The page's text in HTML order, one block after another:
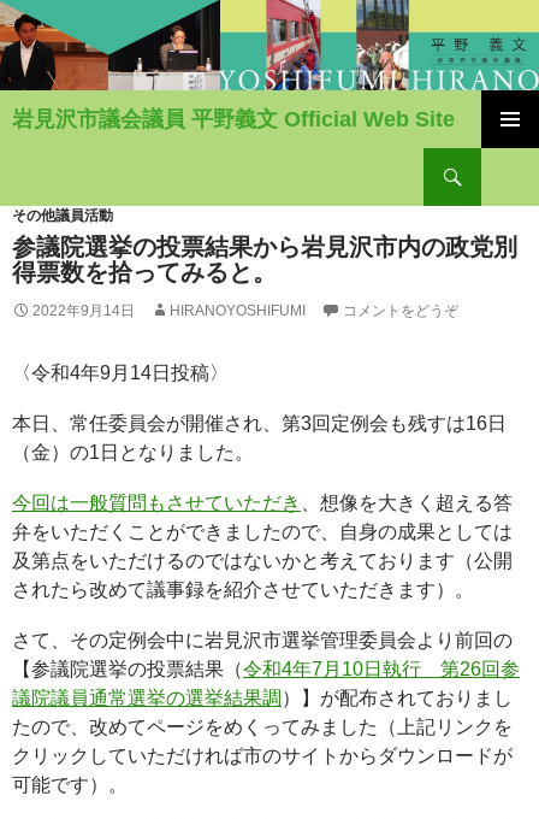
岩見沢市議会議員 平野義文 Official Web Site
ン
ツ
へ
移
動
その他議員活動
参議院選挙の投票結果から岩見沢市内の政党別
得票数を拾ってみると。
2022年9月14日 HIRANOYOSHIFUMI コメントをどうぞ
〈令和4年9月14日投稿〉
本日、常任委員会が開催され、第3回定例会も残すは16日
（金）の1日となりました。
今回は一般質問もさせていただき
、想像を大きく超える答
弁をいただくことができましたので、自身の成果としては
及第点をいただけるのではないかと考えております（公開
されたら改めて議事録を紹介させていただきます）。
さて、その定例会中に岩見沢市選挙管理委員会より前回の
【参議院選挙の投票結果（令和4年7月10日執行 第26回参
議院議員通常選挙の選挙結果調 ）】が配布されておりまし
たので、改めてページをめくってみました（上記リンクを
クリックしていただければ市のサイトからダウンロードが
可能です）。